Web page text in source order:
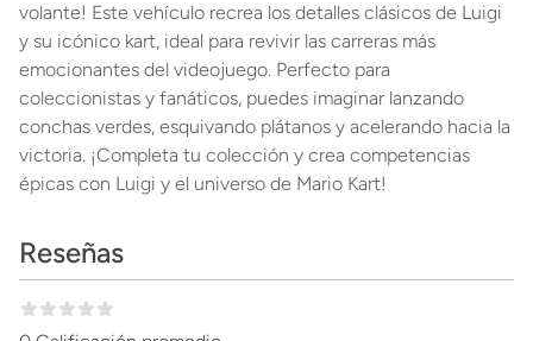
volante! Este vehículo recrea los detalles clásicos de Luigi
y su icónico kart, ideal para revivir las carreras más
emocionantes del videojuego. Perfecto para
coleccionistas y fanáticos, puedes imaginar lanzando
conchas verdes, esquivando plátanos y acelerando hacia la
victoria. ¡Completa tu colección y crea competencias
épicas con Luigi y el universo de Mario Kart!
Reseñas